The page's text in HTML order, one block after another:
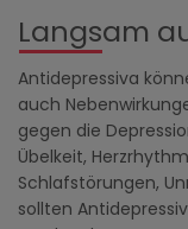
Langsam
Antidepressiva
auch
gegen die
Übelkeit,
Schlafstörungen,
sollten